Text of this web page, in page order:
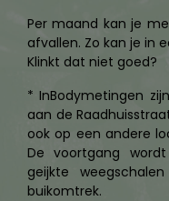
Per maand kan je
afvallen. Zo kan je in
Klinkt dat niet goed?
* InBodymetingen
aan de
ook op een andere
De voortgang
geijkte
buikomtrek.